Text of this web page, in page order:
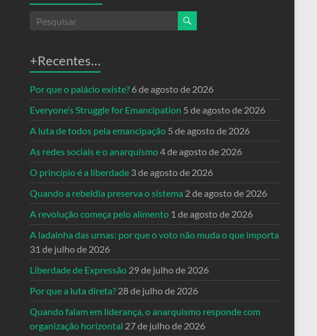
+Recentes…
Por que o palácio existe? 6 de agosto de 2026
Everyone’s Struggle for Emancipation 5 de agosto de 2026
A luta de todos pela emancipação 5 de agosto de 2026
As redes sociais e o anarquismo4 de agosto de 2026
O princípio é a liberdade 3 de agosto de 2026
Quando a rebeldia preserva o sistema 2 de agosto de 2026
A revolução começa pelo alimento 1 de agosto de 2026
A ladainha das urnas: por que o voto não muda o que importa
31 de julho de 2026
Liberdade de Expressão 29 de julho de 2026
Por que a luta direta? 28 de julho de 2026
Quando falam em liderança, o anarquismo responde com
organização horizontal 27 de julho de 2026